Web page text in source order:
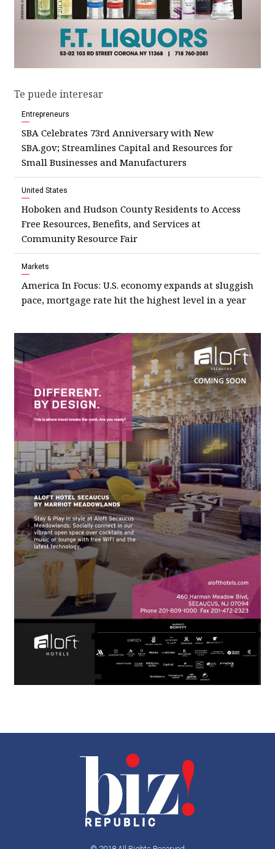
Te puede interesar
Entrepreneurs
SBA Celebrates 73rd Anniversary with New
SBA.gov; Streamlines Capital and Resources for
Small Businesses and Manufacturers
United States
Hoboken and Hudson County Residents to Access
Free Resources, Benefits, and Services at
Community Resource Fair
Markets
America In Focus: U.S. economy expands at sluggish
pace, mortgage rate hit the highest level in a year